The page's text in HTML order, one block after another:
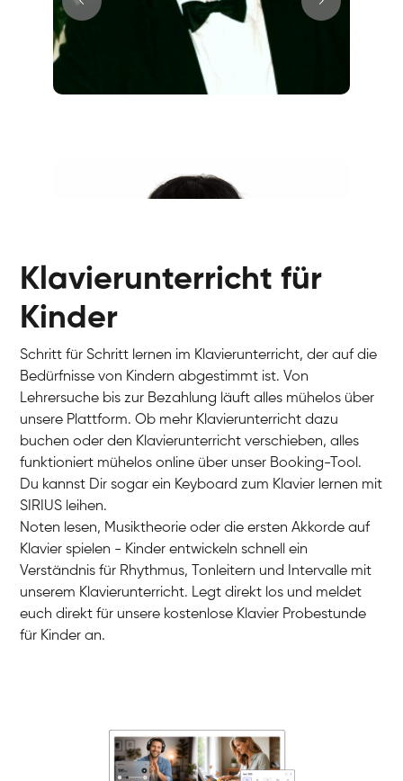
Charlotte
Klavier / Piano / Flügel
Klavierunterricht für
Kinder
Schritt für Schritt lernen im Klavierunterricht, der auf die
Bedürfnisse von Kindern abgestimmt ist. Von
Lehrersuche bis zur Bezahlung läuft alles mühelos über
unsere Plattform. Ob mehr Klavierunterricht dazu
buchen oder den Klavierunterricht verschieben, alles
funktioniert mühelos online über unser Booking-Tool.
Du kannst Dir sogar ein Keyboard zum Klavier lernen mit
SIRIUS leihen.
Noten lesen, Musiktheorie oder die ersten Akkorde auf
Klavier spielen - Kinder entwickeln schnell ein
Verständnis für Rhythmus, Tonleitern und Intervalle mit
unserem Klavierunterricht. Legt direkt los und meldet
euch direkt für unsere kostenlose Klavier Probestunde
für Kinder an.